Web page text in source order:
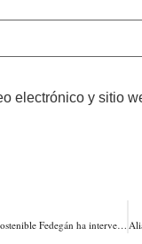
electrónico y sitio
Con Ganadería Colombiana Sostenible Fedegán ha intervenido 4100 fincas. A la fecha hay 159.811 hectáreas reforestadas